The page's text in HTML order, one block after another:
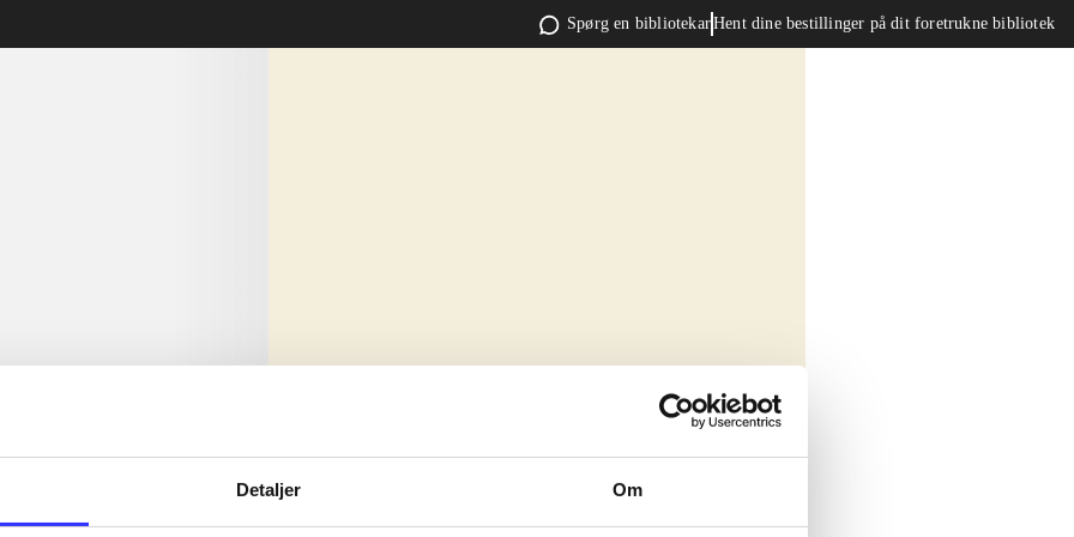
Detaljer Om
Spørg en bibliotekarHent dine bestillinger på dit foretrukne bibliotek
sit amet ...
sit amet ...